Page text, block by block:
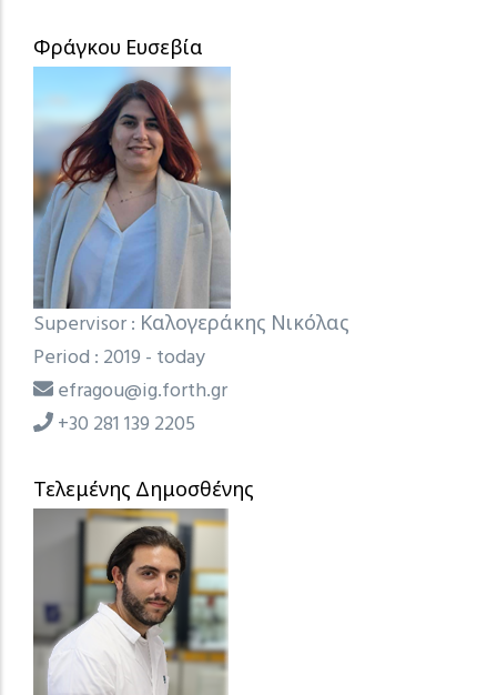
Φράγκου Ευσεβία
Supervisor : Καλογεράκης Νικόλας
Period : 2019 - today
efragou@ig.forth.gr
+30 281 139 2205
Τελεμένης Δημοσθένης